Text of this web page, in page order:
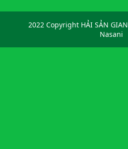
2022 Copyright HẢI SẢN
Nasani